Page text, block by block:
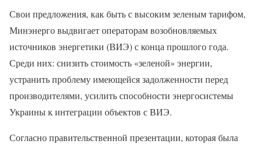
Свои предложения, как быть с высоким зеленым тарифом,
Минэнерго выдвигает операторам возобновляемых
источников энергетики (ВИЭ) с конца прошлого года.
Среди них: снизить стоимость «зеленой» энергии,
устранить проблему имеющейся задолженности перед
производителями, усилить способности энергосистемы
Украины к интеграции объектов с ВИЭ.
Согласно правительственной презентации, которая была